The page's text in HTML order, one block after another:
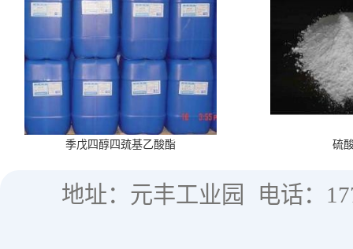
季戊四醇四巯基乙酸酯 硫
地址：元丰工业园 电话：